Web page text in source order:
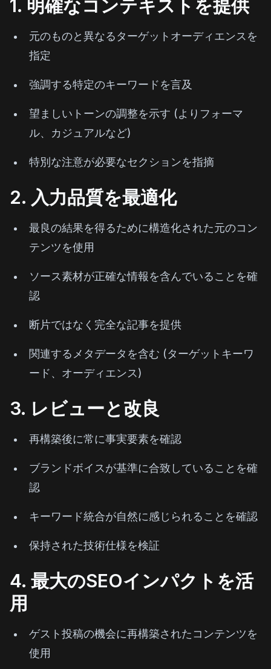
1. 明確なコンテキストを提供
元のものと異なるターゲットオーディエンスを
指定
強調する特定のキーワードを言及
望ましいトーンの調整を示す (よりフォーマ
ル、カジュアルなど)
特別な注意が必要なセクションを指摘
2. 入力品質を最適化
最良の結果を得るために構造化された元のコン
テンツを使用
ソース素材が正確な情報を含んでいることを確
認
断片ではなく完全な記事を提供
関連するメタデータを含む (ターゲットキーワ
ード、オーディエンス)
3. レビューと改良
再構築後に常に事実要素を確認
ブランドボイスが基準に合致していることを確
認
キーワード統合が自然に感じられることを確認
保持された技術仕様を検証
4. 最大のSEOインパクトを活
用
ゲスト投稿の機会に再構築されたコンテンツを
使用